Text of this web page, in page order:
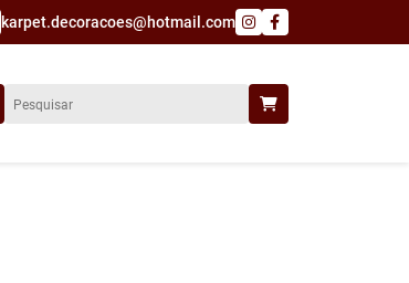
karpet.decoracoes@hotmail.com